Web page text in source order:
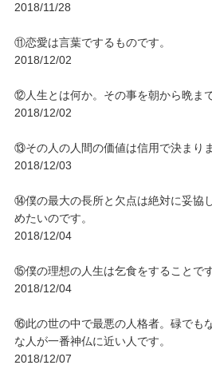
2018/11/28
⑪恋愛は言葉でするものです。
2018/12/02
⑫人生とは何か。その事を朝から晩ま
2018/12/02
⑬その人の人間の価値は信用で決まりま
2018/12/03
⑭僕の最大の長所と欠点は絶対に妥協
めたいのです。
2018/12/04
⑮僕の理想の人生は乞食をすることです
2018/12/04
⑯此の世の中で最悪の人格者。碌でも
な人が一番神仏に近い人です。
2018/12/07